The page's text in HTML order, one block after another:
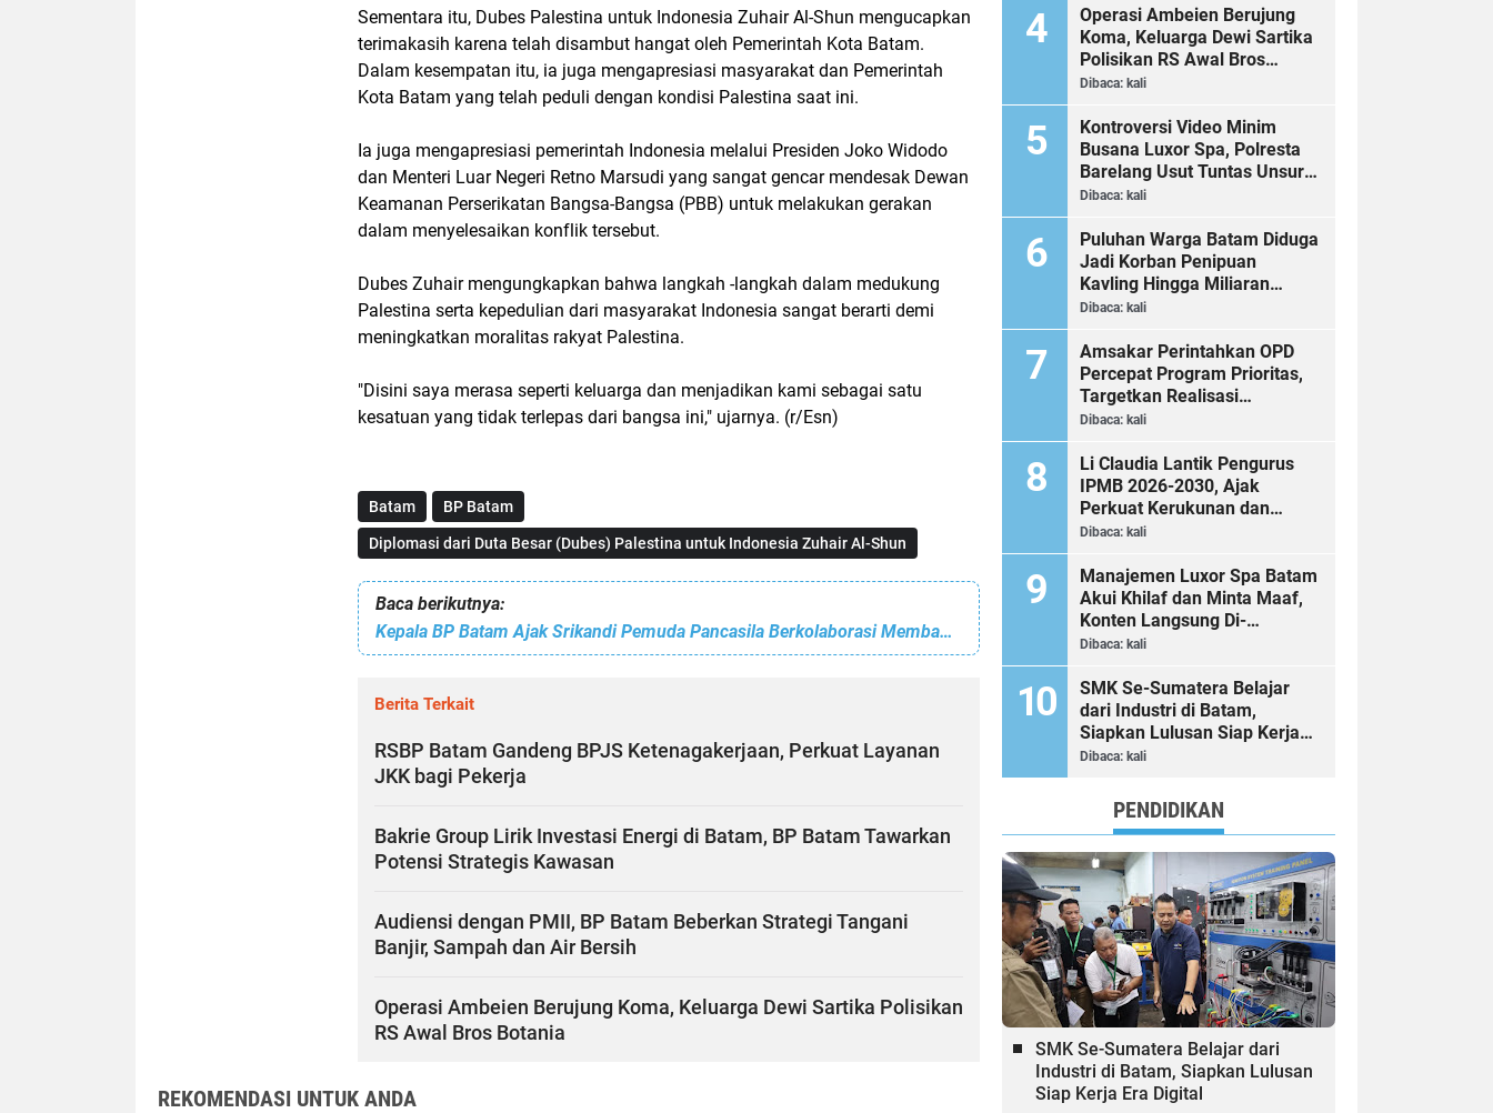
Sementara itu, Dubes Palestina untuk Indonesia Zuhair Al-Shun mengucapkan
terimakasih karena telah disambut hangat oleh Pemerintah Kota Batam.
Dalam kesempatan itu, ia juga mengapresiasi masyarakat dan Pemerintah
Kota Batam yang telah peduli dengan kondisi Palestina saat ini.
Ia juga mengapresiasi pemerintah Indonesia melalui Presiden Joko Widodo
dan Menteri Luar Negeri Retno Marsudi yang sangat gencar mendesak Dewan
Keamanan Perserikatan Bangsa-Bangsa (PBB) untuk melakukan gerakan
dalam menyelesaikan konflik tersebut.
Dubes Zuhair mengungkapkan bahwa langkah -langkah dalam medukung
Palestina serta kepedulian dari masyarakat Indonesia sangat berarti demi
meningkatkan moralitas rakyat Palestina.
"Disini saya merasa seperti keluarga dan menjadikan kami sebagai satu
kesatuan yang tidak terlepas dari bangsa ini," ujarnya. (r/Esn)
Batam BP Batam
Diplomasi dari Duta Besar (Dubes) Palestina untuk Indonesia Zuhair Al-Shun
Baca berikutnya:
Kepala BP Batam Ajak Srikandi Pemuda Pancasila Berkolaborasi Membangun Batam
Berita Terkait
RSBP Batam Gandeng BPJS Ketenagakerjaan, Perkuat Layanan
JKK bagi Pekerja
Bakrie Group Lirik Investasi Energi di Batam, BP Batam Tawarkan
Potensi Strategis Kawasan
Audiensi dengan PMII, BP Batam Beberkan Strategi Tangani
Banjir, Sampah dan Air Bersih
Operasi Ambeien Berujung Koma, Keluarga Dewi Sartika Polisikan
RS Awal Bros Botania
REKOMENDASI UNTUK ANDA
Operasi Ambeien Berujung
Koma, Keluarga Dewi Sartika
Polisikan RS Awal Bros
Botania
Dibaca: kali
Kontroversi Video Minim
Busana Luxor Spa, Polresta
Barelang Usut Tuntas Unsur
Pelanggaran Hukum
Dibaca: kali
Puluhan Warga Batam Diduga
Jadi Korban Penipuan
Kavling Hingga Miliaran
Rupiah, Laporan ke Polda
Dibaca: kali
Amsakar Perintahkan OPD
Percepat Program Prioritas,
Targetkan Realisasi
Pembangunan Lampaui 50
Dibaca: kali
Li Claudia Lantik Pengurus
IPMB 2026-2030, Ajak
Perkuat Kerukunan dan
Sinergi dengan Pemko Batam
Dibaca: kali
Manajemen Luxor Spa Batam
Akui Khilaf dan Minta Maaf,
Konten Langsung Di-
Takedown
Dibaca: kali
SMK Se-Sumatera Belajar
dari Industri di Batam,
Siapkan Lulusan Siap Kerja
Era Digital
Dibaca: kali
PENDIDIKAN
SMK Se-Sumatera Belajar dari
Industri di Batam, Siapkan Lulusan
Siap Kerja Era Digital